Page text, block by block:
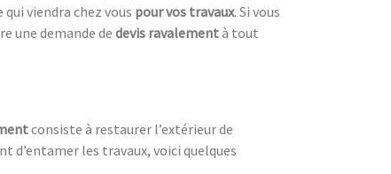
viendra chez vous pour vos travaux. Si vous
une demande de devis ravalementà tout
consiste à restaurer l’extérieur de
d’entamer les travaux, voici quelques